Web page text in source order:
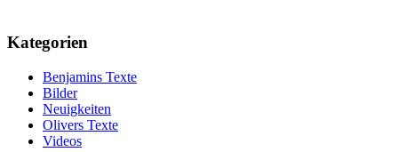
Kategorien
Benjamins Texte
Bilder
Neuigkeiten
Olivers Texte
Videos